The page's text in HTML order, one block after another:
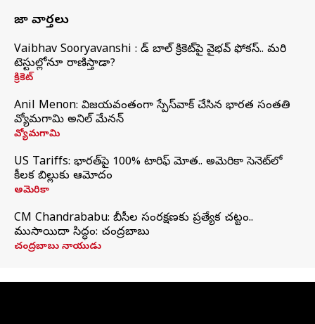
తాజా వార్తలు
Vaibhav Sooryavanshi : రెడ్ బాల్ క్రికెట్‌పై వైభవ్ ఫోకస్.. మరి
టెస్టుల్లోనూ రాణిస్తాడా?
క్రికెట్
Anil Menon: విజయవంతంగా స్పేస్‌వాక్‌ చేసిన భారత సంతతి
వ్యోమగామి అనిల్‌ మేనన్
వ్యోమగామి
US Tariffs: భారత్‌పై 100% టారిఫ్‌ మోత.. అమెరికా సెనెట్‌లో
కీలక బిల్లుకు ఆమోదం
అమెరికా
CM Chandrababu: బీసీల సంరక్షణకు ప్రత్యేక చట్టం..
ముసాయిదా సిద్ధం: చంద్రబాబు
చంద్రబాబు నాయుడు